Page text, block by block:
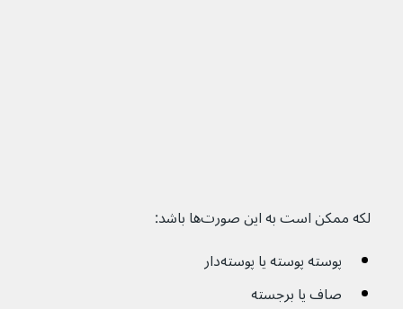
لکه ممکن است به این صورت‌ها باشد:
پوسته پوسته یا پوسته‌دار
صاف یا برجسته